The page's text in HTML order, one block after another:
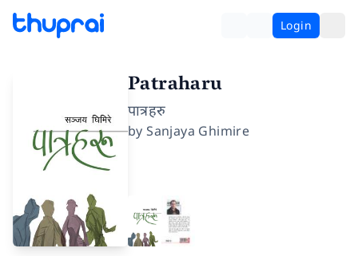
Login
Patraharu
पात्रहरु
bySanjaya Ghimire